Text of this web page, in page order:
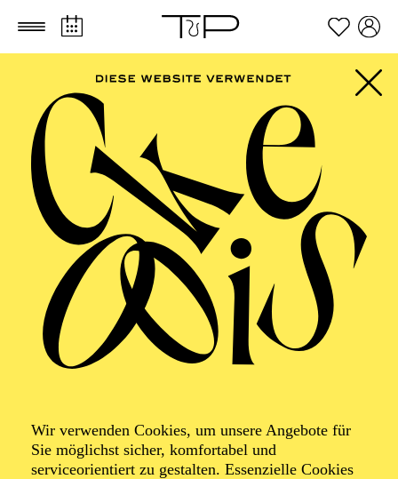
Zum Hauptinhalt springen Zum Footer springen
Wir verwenden Cookies, um unsere Angebote für
Sie möglichst sicher, komfortabel und
serviceorientiert zu gestalten. Essenzielle Cookies
PHILHARMONIE
NOW! Vor Ort